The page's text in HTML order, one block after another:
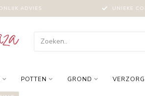
ADVIES UNIEKE
POTTEN GROND